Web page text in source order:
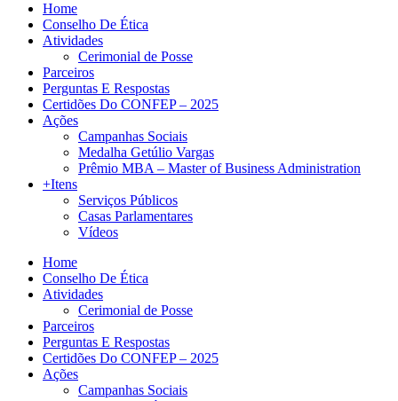
Home
Conselho De Ética
Atividades
Cerimonial de Posse
Parceiros
Perguntas E Respostas
Certidões Do CONFEP – 2025
Ações
Campanhas Sociais
Medalha Getúlio Vargas
Prêmio MBA – Master of Business Administration
+Itens
Serviços Públicos
Casas Parlamentares
Vídeos
Home
Conselho De Ética
Atividades
Cerimonial de Posse
Parceiros
Perguntas E Respostas
Certidões Do CONFEP – 2025
Ações
Campanhas Sociais